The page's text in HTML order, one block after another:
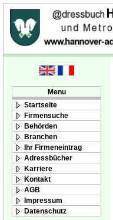
Menu
Startseite
Firmensuche
Behörden
Branchen
Ihr Firmeneintrag
Adressbücher
Karriere
Kontakt
AGB
Impressum
Datenschutz